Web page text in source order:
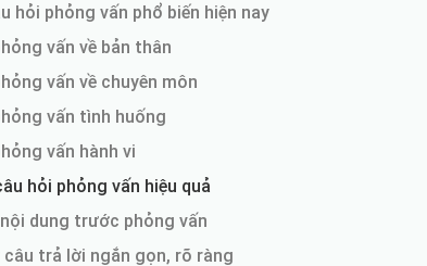
hỏi phỏng vấn phổ biến hiện nay
vấn về bản thân
vấn về chuyên môn
vấn tình huống
vấn hành vi
hỏi phỏng vấn hiệu quả
dung trước phỏng vấn
câu trả lời ngắn gọn, rõ ràng